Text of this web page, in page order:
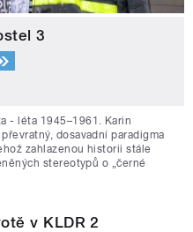
3
- léta 1945–1961. Karin
dosavadní paradigma
zahlazenou historii stále
stereotypů o „černé
v KLDR 2